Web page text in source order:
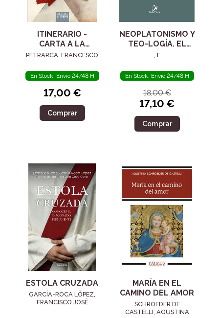
ITINERARIO -
CARTA A LA
POSTERIDAD
PETRARCA, FRANCESCO
En Stock. Envío 24/48 H
17,00 €
Comprar
NEOPLATONISMO Y
TEO-LOGÍA. EL
SIGLO IV
, E
En Stock. Envío 24/48 H
18,00 €
17,10 €
Comprar
ESTOLA CRUZADA
GARCÍA-ROCA LÓPEZ,
FRANCISCO JOSÉ
MARÍA EN EL
CAMINO DEL AMOR
SCHROEDER DE
CASTELLI, AGUSTINA